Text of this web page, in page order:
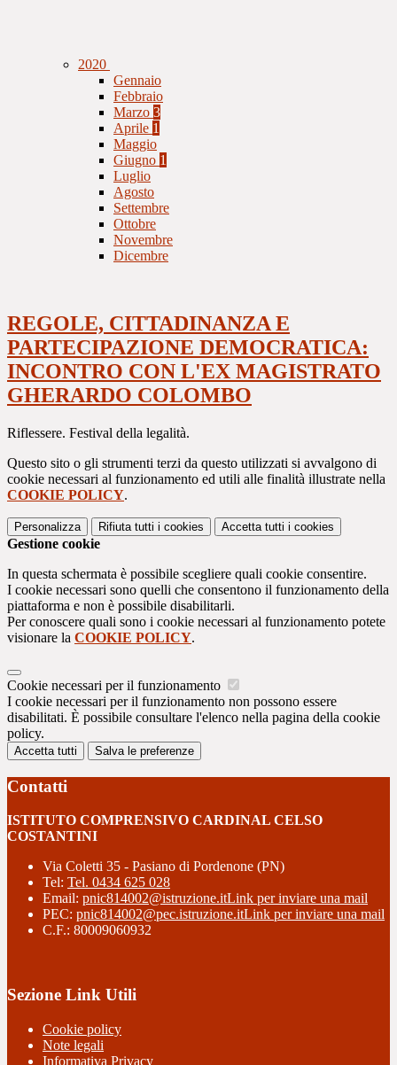
2020
Gennaio
Febbraio
Marzo 3
Aprile 1
Maggio
Giugno 1
Luglio
Agosto
Settembre
Ottobre
Novembre
Dicembre
REGOLE, CITTADINANZA E
PARTECIPAZIONE DEMOCRATICA:
INCONTRO CON L'EX MAGISTRATO
GHERARDO COLOMBO
Riflessere. Festival della legalità.
Questo sito o gli strumenti terzi da questo utilizzati si avvalgono di
cookie necessari al funzionamento ed utili alle finalità illustrate nella
COOKIE POLICY.
Personalizza Rifiuta tutti i cookies Accetta tutti i cookies
Gestione cookie
In questa schermata è possibile scegliere quali cookie consentire.
I cookie necessari sono quelli che consentono il funzionamento della
piattaforma e non è possibile disabilitarli.
Per conoscere quali sono i cookie necessari al funzionamento potete
visionare la COOKIE POLICY.
Cookie necessari per il funzionamento
I cookie necessari per il funzionamento non possono essere
disabilitati. È possibile consultare l'elenco nella pagina della cookie
policy.
Accetta tutti Salva le preferenze
Contatti
ISTITUTO COMPRENSIVO CARDINAL CELSO
COSTANTINI
Via Coletti 35 - Pasiano di Pordenone (PN)
Tel: Tel. 0434 625 028
Email: pnic814002@istruzione.itLink per inviare una mail
PEC: pnic814002@pec.istruzione.itLink per inviare una mail
C.F.: 80009060932
Sezione Link Utili
Cookie policy
Note legali
Informativa Privacy